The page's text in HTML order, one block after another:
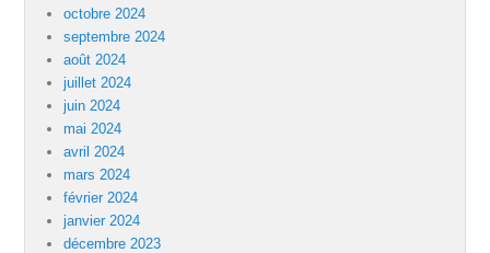
octobre 2024
septembre 2024
août 2024
juillet 2024
juin 2024
mai 2024
avril 2024
mars 2024
février 2024
janvier 2024
décembre 2023